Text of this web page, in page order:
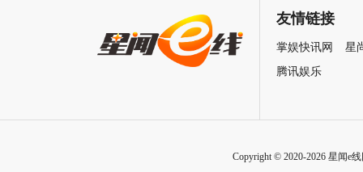
友情链接
掌娱快讯网
星
腾讯娱乐
Copyright © 2020-2026 星闻e